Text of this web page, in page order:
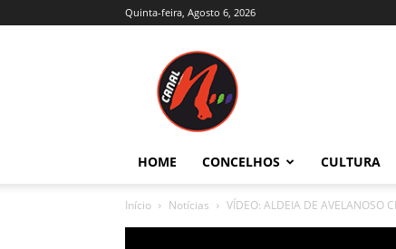
Quinta-feira, Agosto 6, 2026
Trás-
e
Alto
HOME CONCELHOS CULTURA
Início Notícias VÍDEO: ALDEIA DE AVELANOSO